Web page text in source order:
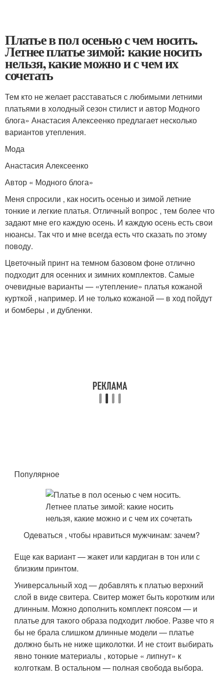
Платье в пол осенью с чем носить.
Летнее платье зимой: какие носить
нельзя, какие можно и с чем их
сочетать
Тем кто не желает расставаться с любимыми летними
платьями в холодный сезон стилист и автор Модного
блога» Анастасия Алексеенко предлагает несколько
вариантов утепления.
Мода
Анастасия Алексеенко
Автор « Модного блога»
Меня спросили , как носить осенью и зимой летние
тонкие и легкие платья. Отличный вопрос , тем более что
задают мне его каждую осень. И каждую осень есть свои
нюансы. Так что и мне всегда есть что сказать по этому
поводу.
Цветочный принт на темном базовом фоне отлично
подходит для осенних и зимних комплектов. Самые
очевидные варианты — «утепление» платья кожаной
курткой , например. И не только кожаной — в ход пойдут
и бомберы , и дубленки.
Популярное
Одеваться , чтобы нравиться мужчинам: зачем?
Еще как вариант — жакет или кардиган в тон или с
близким принтом.
Универсальный ход — добавлять к платью верхний
слой в виде свитера. Свитер может быть коротким или
длинным. Можно дополнить комплект поясом — и
платье для такого образа подходит любое. Разве что я
бы не брала слишком длинные модели — платье
должно быть не ниже щиколотки. И не стоит выбирать
явно тонкие материалы , которые « липнут» к
колготкам. В остальном — полная свобода выбора.